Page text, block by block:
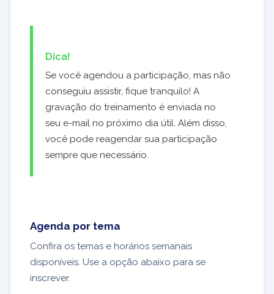
Dica!
Se você agendou a participação, mas não
conseguiu assistir, fique tranquilo! A
gravação do treinamento é enviada no
seu e-mail no próximo dia útil. Além disso,
você pode reagendar sua participação
sempre que necessário.
Agenda por tema
Confira os temas e horários semanais
disponíveis. Use a opção abaixo para se
inscrever.